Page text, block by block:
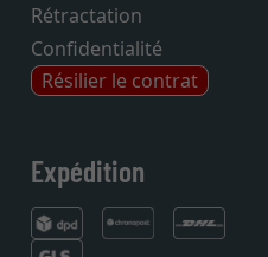
Rétractation
Confidentialité
Résilier le contrat
Expédition